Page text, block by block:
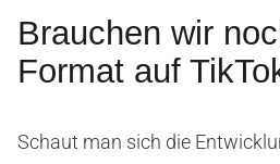
Brauchen wir
Format auf
Schaut man sich die